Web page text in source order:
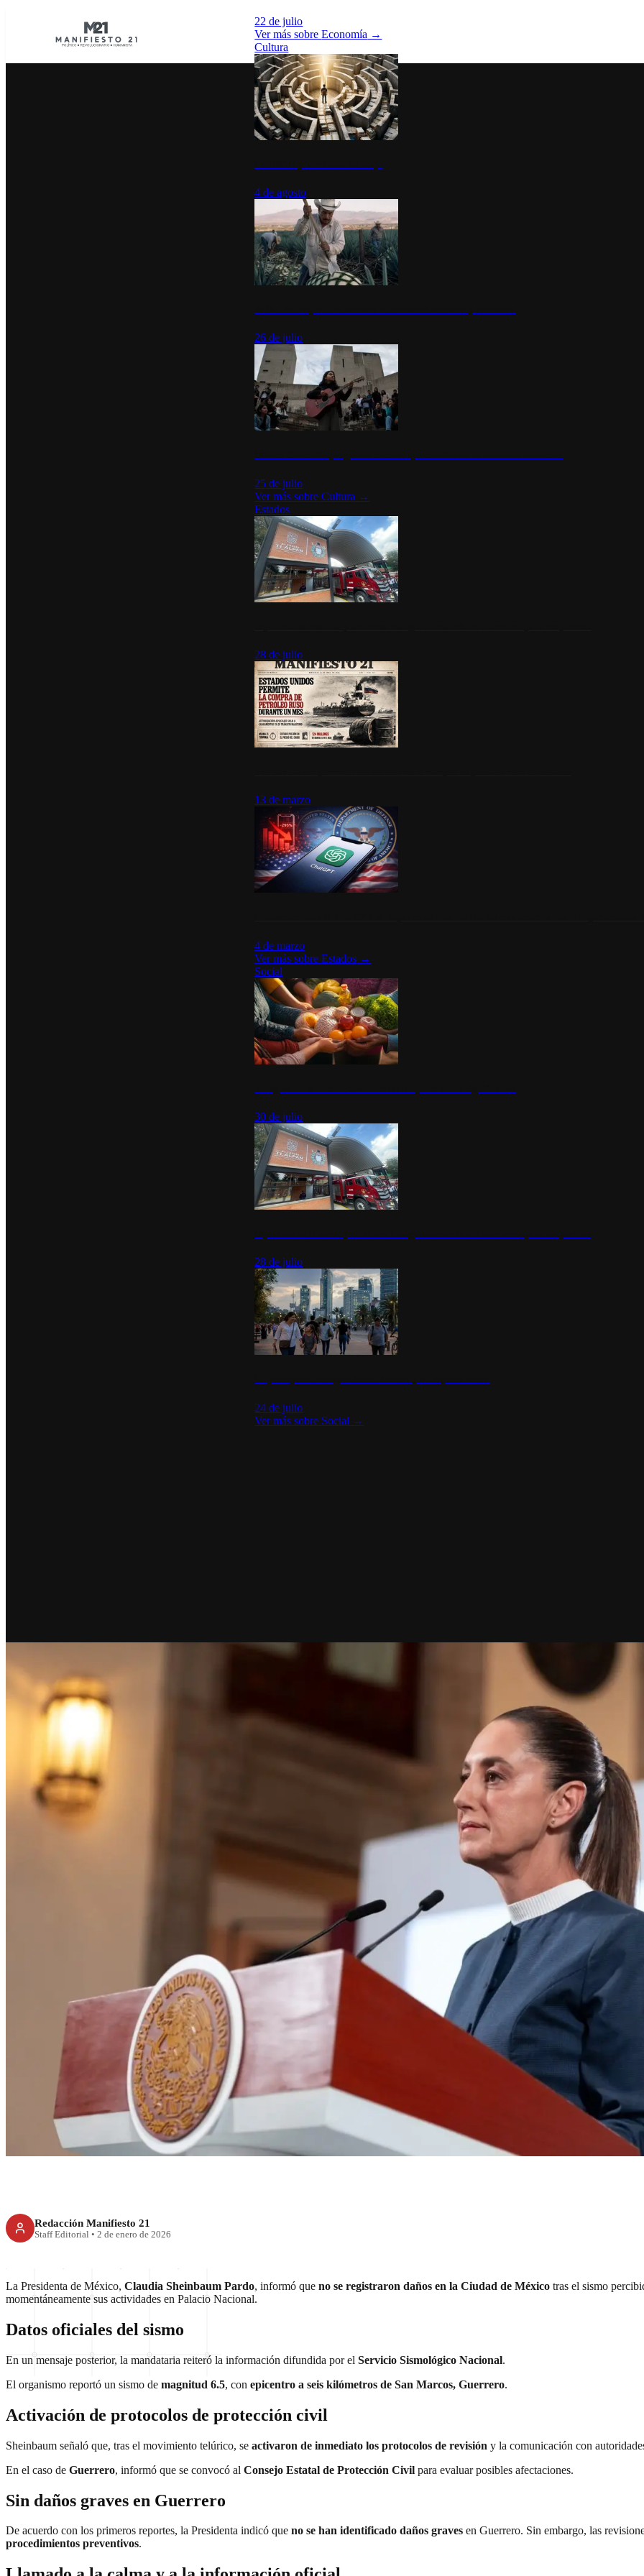
22 de julio
Ver más sobreEconomía →
Cultura
4 de agosto
26 de julio
25 de julio
Ver más sobreCultura →
Estados
28 de julio
13 de marzo
4 de marzo
Ver más sobreEstados →
Social
30 de julio
28 de julio
24 de julio
Ver más sobre Social →
RECIENTE
Sheinbaum informa que no hubo
daños en CDMX tras sismo de este 2
de enero
Redacción Manifiesto 21
Staff Editorial • 2 de enero de 2026
La Presidenta de México, Claudia Sheinbaum Pardo, informó que no se registraron daños en la Ciudad de México tras el sismo
momentáneamente sus actividades en Palacio Nacional.
Datos oficiales del sismo
En un mensaje posterior, la mandataria reiteró la información difundida por el Servicio Sismológico Nacional.
El organismo reportó un sismo de magnitud 6.5, con epicentro a seis kilómetros de San Marcos, Guerrero.
Activación de protocolos de protección civil
Sheinbaum señaló que, tras el movimiento telúrico, se activaron de inmediato los protocolos de revisión y la comunicación con
En el caso de Guerrero, informó que se convocó al Consejo Estatal de Protección Civil para evaluar posibles afectaciones.
Sin daños graves en Guerrero
De acuerdo con los primeros reportes, la Presidenta indicó que no se han identificado daños graves en Guerrero. Sin embargo, las
procedimientos preventivos.